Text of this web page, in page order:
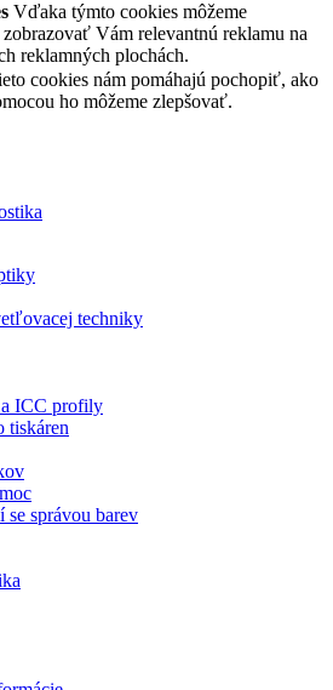
Vďaka týmto cookies môžeme
Vám relevantnú reklamu na
reklamných plochách.
cookies nám pomáhajú pochopiť, ako
ho môžeme zlepšovať.
techniky
ICC profily
tiskáren
správou barev